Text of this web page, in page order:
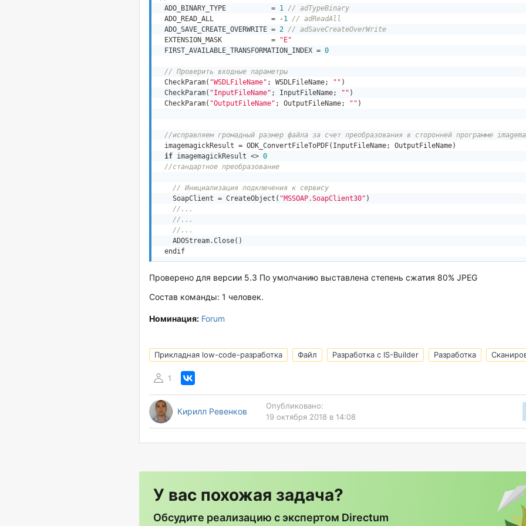
  ADO_BINARY_TYPE           =
1 // adTypeBinary
  ADO_READ_ALL              = -
1 // adReadAll
  ADO_SAVE_CREATE_OVERWRITE =
2 // adSaveCreateOverWrite
  EXTENSION_MASK            =
"E"
  FIRST_AVAILABLE_TRANSFORMATION_INDEX =
0
// Проверить входные параметры
CheckParam( "WSDLFileName" ; WSDLFileName; "" )
CheckParam( "InputFileName" ; InputFileName; "" )
CheckParam( "OutputFileName" ; OutputFileName; "" )
//исправляем громадный размер файла за счет преобразования в сторонней программе
  imagemagickResult =
ODK_ConvertFileToPDF(InputFileName; OutputFileName)
if imagemagickResult <> 0
//стандартное преобразование
// Инициализация подключения к сервису
    SoapClient =
CreateObject( "MSSOAP.SoapClient30" )
//...
//...
//...
    ADOStream.
Close()
  endif
Проверено для версии 5.3 По умолчанию выставлена степень сжатия 80% JPEG
Состав команды: 1 человек.
Номинация: Forum
Прикладная low-code-разработка Файл Разработка с IS-Builder Разработка
1
Кирилл Ревенков
Опубликовано:
19 октября 2018 в 14:08
У вас похожая задача?
Обсудите реализацию с экспертом Directum